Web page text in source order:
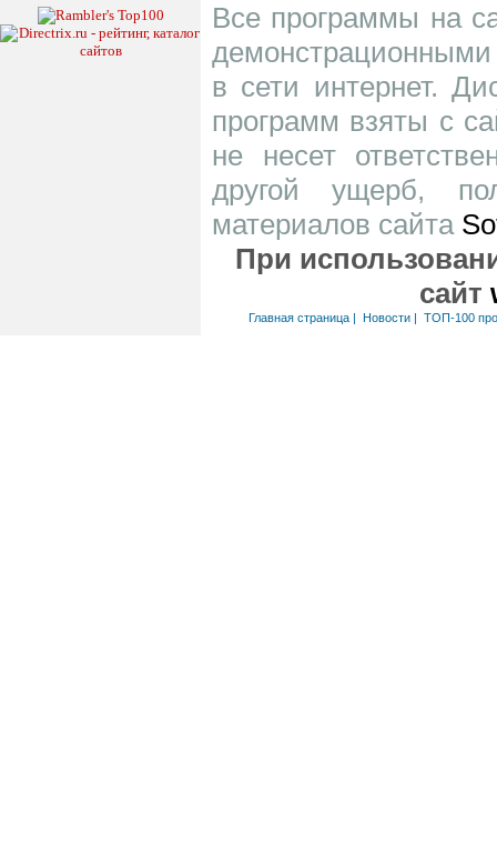
Все программы на
в сети интернет.
программ взяты с
не несет
другой ущерб,
материалов сайта
При
сайт
Главная страница| Новости| ТОП-100